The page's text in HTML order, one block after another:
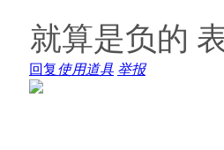
就算是负的
回复使用道具 举报